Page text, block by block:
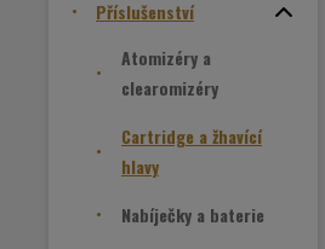
Příslušenství
Atomizéry a
clearomizéry
Cartridge a žhavící
hlavy
Nabíječky a baterie